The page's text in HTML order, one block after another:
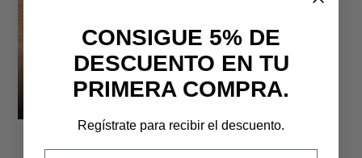
CONSIGUE 5% DE
DESCUENTO EN TU
PRIMERA COMPRA.
Regístrate para recibir el descuento.